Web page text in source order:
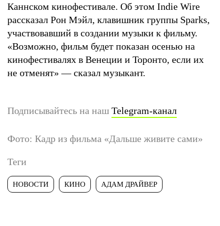
Каннском кинофестивале. Об этом Indie Wire
рассказал Рон Мэйл, клавишник группы Sparks,
участвовавший в создании музыки к фильму.
«Возможно, фильм будет показан осенью на
кинофестивалях в Венеции и Торонто, если их
не отменят» — сказал музыкант.
Подписывайтесь на наш Telegram-канал
Фото: Кадр из фильма «Дальше живите сами»
Теги
НОВОСТИ КИНО АДАМ ДРАЙВЕР